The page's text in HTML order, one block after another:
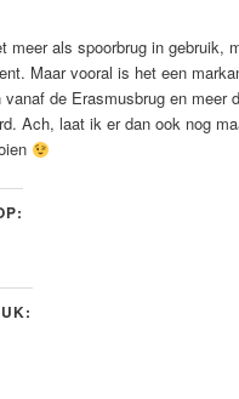
meer als spoorbrug in gebruik,
Maar vooral is het een
de Erasmusbrug en meer
Ach, laat ik er dan ook nog